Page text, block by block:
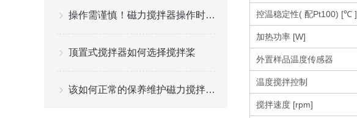
操作需谨慎！磁力搅拌器操作时需要注意这些
顶置式搅拌器如何选择搅拌桨
该如何正常的保养维护磁力搅拌器？
控温稳定性( 配Pt100) [℃ ]
加热功率 [W]
外置样品温度传感器
温度搅拌控制
搅拌速度 [rpm]